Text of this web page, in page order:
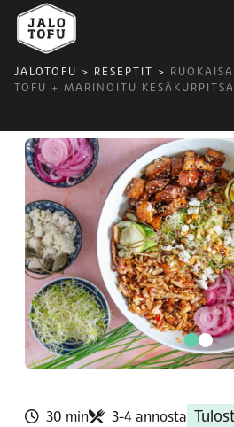
JALOTOFU > RESEPTIT >
TOFU + MARINOITU KESÄKURPITSA
30 min 3-4 annosta